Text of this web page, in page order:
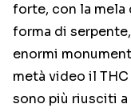
forte, con la mela
forma di
enormi
metà video il
sono più riusciti